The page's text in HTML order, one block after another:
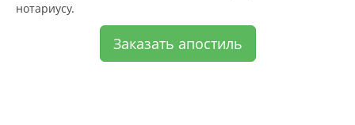
нотариусу.
Заказать апостиль